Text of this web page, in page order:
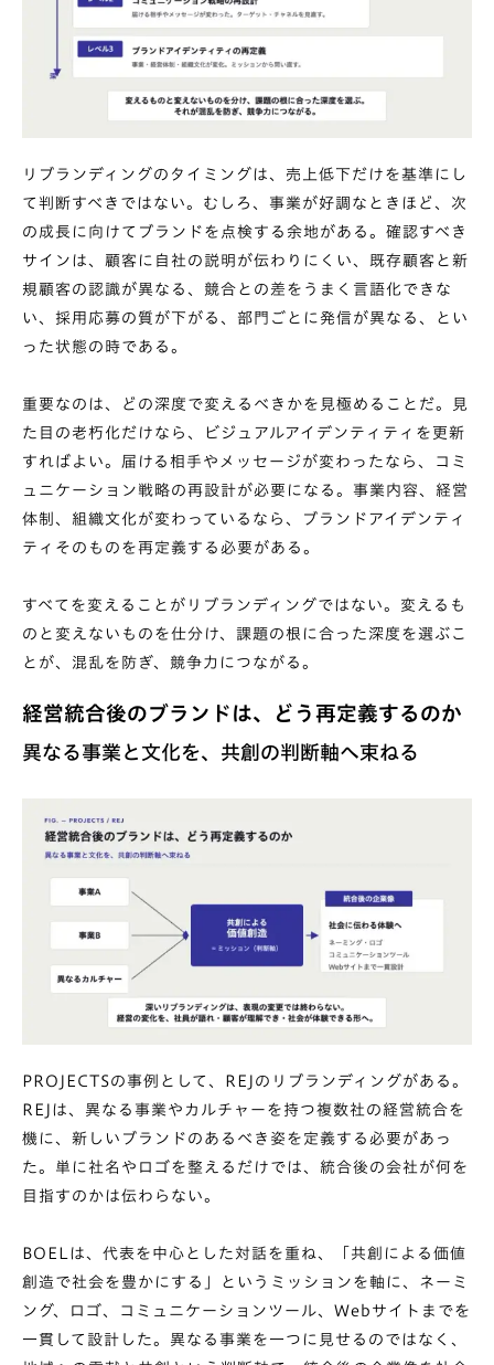
リブランディングのタイミングは、売上低下だけを基準にし
て判断すべきではない。むしろ、事業が好調なときほど、次
の成長に向けてブランドを点検する余地がある。確認すべき
サインは、顧客に自社の説明が伝わりにくい、既存顧客と新
規顧客の認識が異なる、競合との差をうまく言語化できな
い、採用応募の質が下がる、部門ごとに発信が異なる、とい
った状態の時である。
重要なのは、どの深度で変えるべきかを見極めることだ。見
た目の老朽化だけなら、ビジュアルアイデンティティを更新
すればよい。届ける相手やメッセージが変わったなら、コミ
ュニケーション戦略の再設計が必要になる。事業内容、経営
体制、組織文化が変わっているなら、ブランドアイデンティ
ティそのものを再定義する必要がある。
すべてを変えることがリブランディングではない。変えるも
のと変えないものを仕分け、課題の根に合った深度を選ぶこ
とが、混乱を防ぎ、競争力につながる。
経営統合後のブランドは、どう再定義するのか
異なる事業と文化を、共創の判断軸へ束ねる
PROJECTSの事例として、 REJのリブランディングがある。
REJは、異なる事業やカルチャーを持つ複数社の経営統合を
機に、新しいブランドのあるべき姿を定義する必要があっ
た。単に社名やロゴを整えるだけでは、統合後の会社が何を
目指すのかは伝わらない。
BOELは、代表を中心とした対話を重ね、「共創による価値
創造で社会を豊かにする」というミッションを軸に、ネーミ
ング、ロゴ、コミュニケーションツール、Webサイトまでを
一貫して設計した。異なる事業を一つに見せるのではなく、